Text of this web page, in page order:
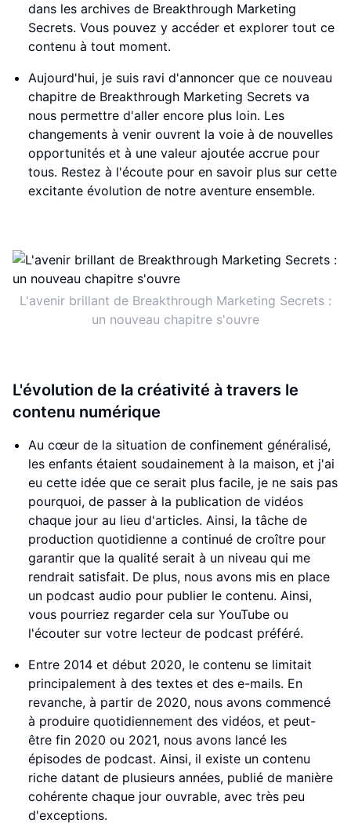
dans les archives de Breakthrough Marketing
Secrets. Vous pouvez y accéder et explorer tout ce
contenu à tout moment.
Aujourd'hui, je suis ravi d'annoncer que ce nouveau
chapitre de Breakthrough Marketing Secrets va
nous permettre d'aller encore plus loin. Les
changements à venir ouvrent la voie à de nouvelles
opportunités et à une valeur ajoutée accrue pour
tous. Restez à l'écoute pour en savoir plus sur cette
excitante évolution de notre aventure ensemble.
L'avenir brillant de Breakthrough Marketing Secrets :
un nouveau chapitre s'ouvre
L'évolution de la créativité à travers le
contenu numérique
Au cœur de la situation de confinement généralisé,
les enfants étaient soudainement à la maison, et j'ai
eu cette idée que ce serait plus facile, je ne sais pas
pourquoi, de passer à la publication de vidéos
chaque jour au lieu d'articles. Ainsi, la tâche de
production quotidienne a continué de croître pour
garantir que la qualité serait à un niveau qui me
rendrait satisfait. De plus, nous avons mis en place
un podcast audio pour publier le contenu. Ainsi,
vous pourriez regarder cela sur YouTube ou
l'écouter sur votre lecteur de podcast préféré.
Entre 2014 et début 2020, le contenu se limitait
principalement à des textes et des e-mails. En
revanche, à partir de 2020, nous avons commencé
à produire quotidiennement des vidéos, et peut-
être fin 2020 ou 2021, nous avons lancé les
épisodes de podcast. Ainsi, il existe un contenu
riche datant de plusieurs années, publié de manière
cohérente chaque jour ouvrable, avec très peu
d'exceptions.